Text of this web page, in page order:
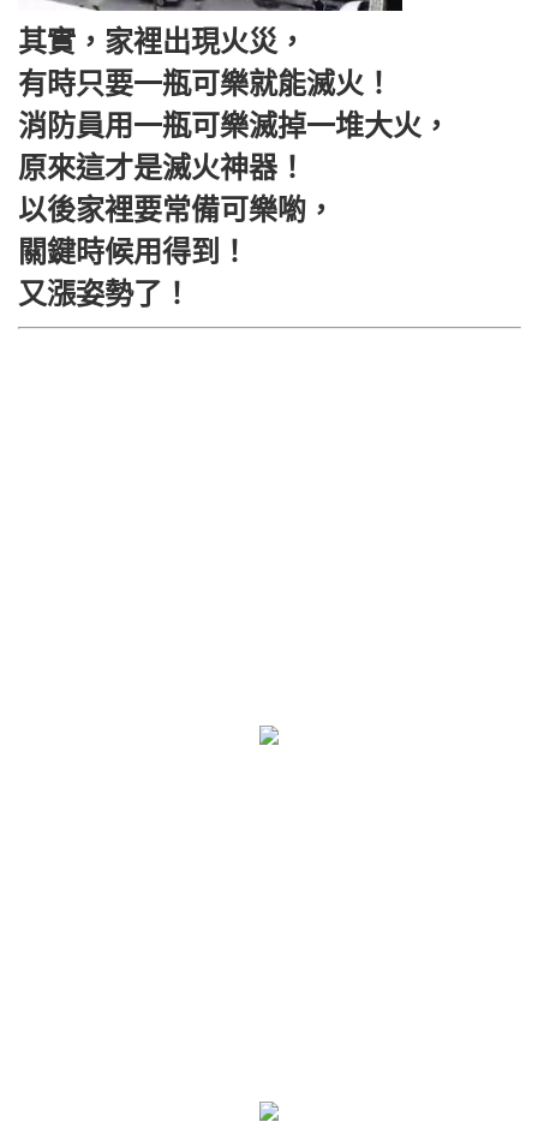
其實，家裡出現火災，
有時只要一瓶可樂就能滅火！
消防員用一瓶可樂滅掉一堆大火，
原來這才是滅火神器！
以後家裡要常備可樂喲，
關鍵時候用得到！
又漲姿勢了！